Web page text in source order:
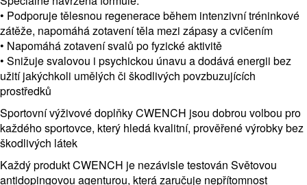
• Podporuje tělesnou regenerace během intenzivní tréninkové
zátěže, napomáhá zotavení těla mezi zápasy a cvičením
• Napomáhá zotavení svalů po fyzické aktivitě
• Snižuje svalovou i psychickou únavu a dodává energii bez
užití jakýchkoli umělých či škodlivých povzbuzujících
prostředků
Sportovní výživové doplňky CWENCH jsou dobrou volbou pro
každého sportovce, který hledá kvalitní, prověřené výrobky bez
škodlivých látek
Každý produkt CWENCH je nezávisle testován Světovou
antidopingovou agenturou, která zaručuje nepřítomnost